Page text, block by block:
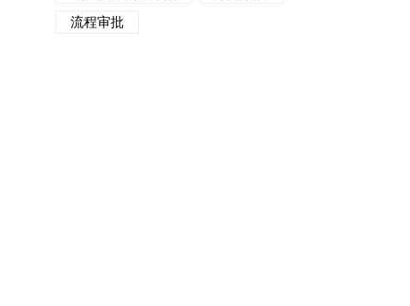
流程审批